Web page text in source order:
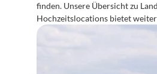
finden. Unsere Übersicht zu
Hochzeitslocations bietet